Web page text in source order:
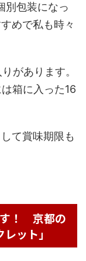
別包装になっ
めで私も時々
があります。
箱に入った16
て賞味期限も
す！ 京都の
ット」